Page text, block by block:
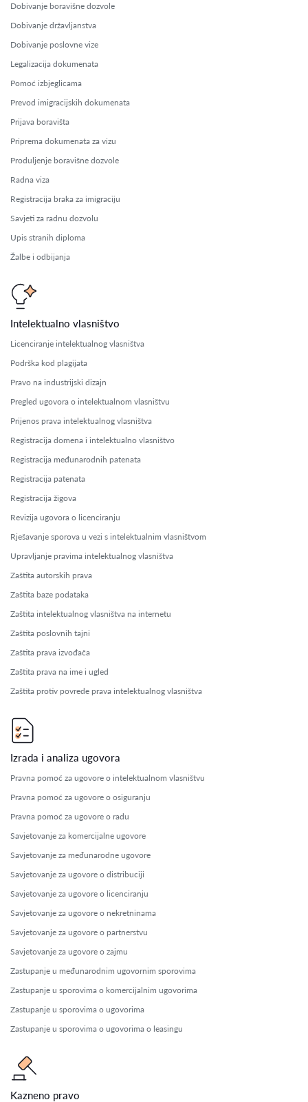
Dobivanje boravišne dozvole
Dobivanje državljanstva
Dobivanje poslovne vize
Legalizacija dokumenata
Pomoć izbjeglicama
Prevod imigracijskih dokumenata
Prijava boravišta
Priprema dokumenata za vizu
Produljenje boravišne dozvole
Radna viza
Registracija braka za imigraciju
Savjeti za radnu dozvolu
Upis stranih diploma
Žalbe i odbijanja
Intelektualno vlasništvo
Licenciranje intelektualnog vlasništva
Podrška kod plagijata
Pravo na industrijski dizajn
Pregled ugovora o intelektualnom vlasništvu
Prijenos prava intelektualnog vlasništva
Registracija domena i intelektualno vlasništvo
Registracija međunarodnih patenata
Registracija patenata
Registracija žigova
Revizija ugovora o licenciranju
Rješavanje sporova u vezi s intelektualnim vlasništvom
Upravljanje pravima intelektualnog vlasništva
Zaštita autorskih prava
Zaštita baze podataka
Zaštita intelektualnog vlasništva na internetu
Zaštita poslovnih tajni
Zaštita prava izvođača
Zaštita prava na ime i ugled
Zaštita protiv povrede prava intelektualnog vlasništva
Izrada i analiza ugovora
Pravna pomoć za ugovore o intelektualnom vlasništvu
Pravna pomoć za ugovore o osiguranju
Pravna pomoć za ugovore o radu
Savjetovanje za komercijalne ugovore
Savjetovanje za međunarodne ugovore
Savjetovanje za ugovore o distribuciji
Savjetovanje za ugovore o licenciranju
Savjetovanje za ugovore o nekretninama
Savjetovanje za ugovore o partnerstvu
Savjetovanje za ugovore o zajmu
Zastupanje u međunarodnim ugovornim sporovima
Zastupanje u sporovima o komercijalnim ugovorima
Zastupanje u sporovima o ugovorima
Zastupanje u sporovima o ugovorima o leasingu
Kazneno pravo